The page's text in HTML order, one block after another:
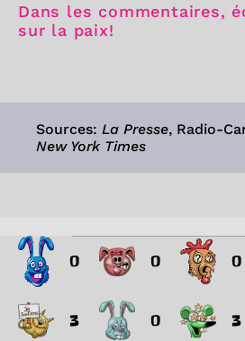
Dans les commentaires,
sur la paix!
Sources: La Presse, Radio-
New York Times
0 0 0
3 0 3